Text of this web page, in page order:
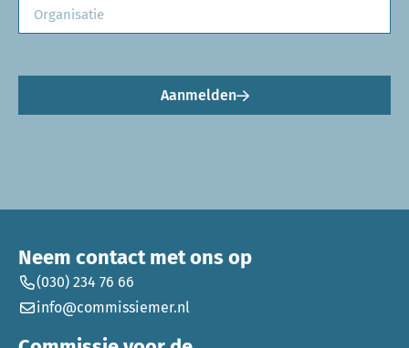
Aanmelden
Neem contact met ons op
(030) 234 76 66
info@commissiemer.nl